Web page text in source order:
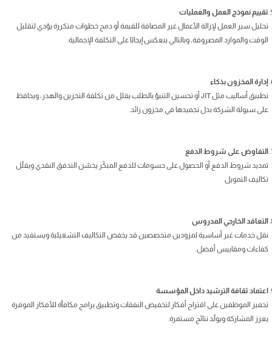
تقييم نموذج العمل والعمليات
تحليل سير العمل لإزالة الأعمال غير المضافة للقيمة أو دمج خطوات متكررة يؤدي لتقليل
الوقت والموارد المصروفة، وبالتالي ينعكس إيجابًا على التكلفة الإجمالية.
إدارة المخزون بذكاء
تطبيق أساليب مثل JIT أو تحسين التنبؤ بالطلب يقلل من تكلفة التخزين والهدر، ويحافظ
على سيولة الشركة بدل تجميدها في مخزون زائد.
التفاوض على شروط الدفع
تمديد شروط الدفع أو الحصول على حسومات للدفع المبكّر يحسّن التدفق النقدي ويقلّل
تكاليف التمويل.
التعاقد الخارجي المدروس
نقل خدمات غير أساسية لمزودين متخصصين قد يخفض التكاليف التشغيلية ويستفيد من
كفاءات ومقاييس أفضل.
اعتماد ثقافة الترشيد داخل المؤسسة
تحفيز الموظفين على اقتراح أفكار لتخفيض النفقات وتطبيق برامج مكافأة للأفكار الموفرة
يعزز المشاركة ويولّد نتائج مستمرة.